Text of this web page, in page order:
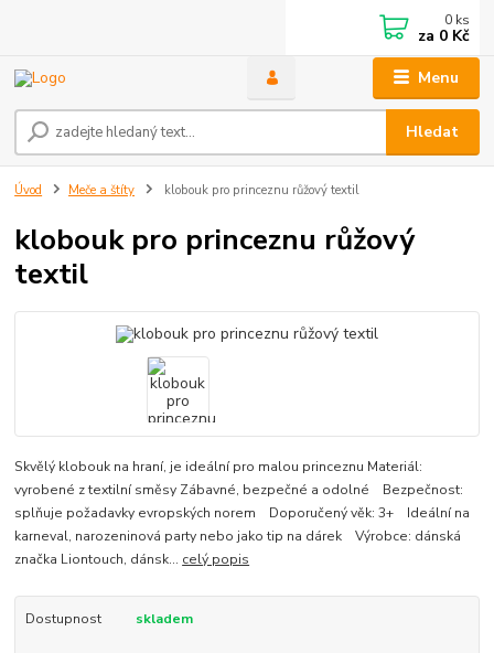
Menu
Hledat
0 ks
za 0 Kč
Úvod Meče a štíty klobouk pro princeznu růžový textil
klobouk pro princeznu růžový
textil
Skvělý klobouk na hraní, je ideální pro malou princeznu Materiál:
vyrobené z textilní směsy Zábavné, bezpečné a odolné Bezpečnost:
splňuje požadavky evropských norem Doporučený věk: 3+ Ideální na
karneval, narozeninová party nebo jako tip na dárek Výrobce: dánská
značka Liontouch, dánsk... celý popis
Dostupnost skladem